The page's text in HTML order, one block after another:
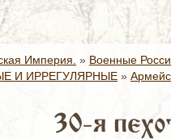
Империя. » Военные
И ИРРЕГУЛЯРНЫЕ »
30-я